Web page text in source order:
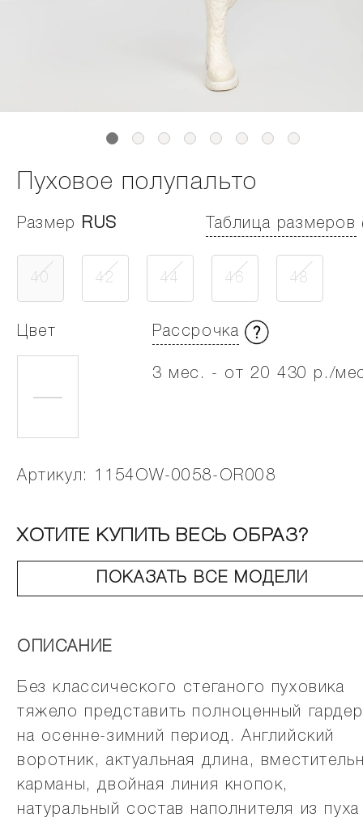
Пуховое полупальто
Размер RUS Таблица размеров
40 42 44 46 48
Цвет Рассрочка
3 мес. - от 20 430 р./
Артикул: 1154OW-0058-OR008
ХОТИТЕ КУПИТЬ ВЕСЬ ОБРАЗ?
ПОКАЗАТЬ ВСЕ МОДЕЛИ
ОПИСАНИЕ
Без классического стеганого пуховика
тяжело представить полноценный
на осенне-зимний период. Английский
воротник, актуальная длина,
карманы, двойная линия кнопок,
натуральный состав наполнителя из